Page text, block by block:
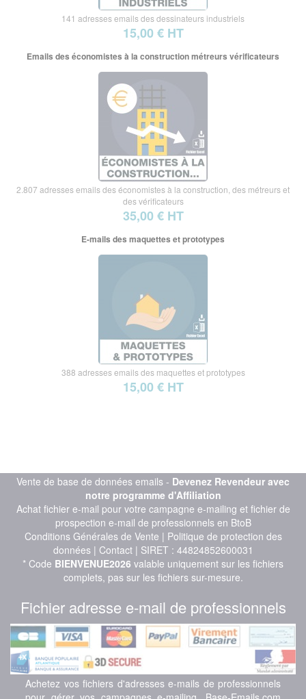
141 adresses emails des dessinateurs industriels
15,00 € HT
Emails des économistes à la construction métreurs vérificateurs
2.807 adresses emails des économistes à la construction, des métreurs et
des vérificateurs
35,00 € HT
E-mails des maquettes et prototypes
388 adresses emails des maquettes et prototypes
15,00 € HT
Vente de base de données emails - Devenez Revendeur avec
notre programme d'Affiliation
Achat fichier e-mail pour votre campagne e-mailing et fichier de
prospection e-mail de professionnels en BtoB
Conditions Générales de Vente | Politique de protection des
données| Contact| SIRET : 44824852600031
* Code BIENVENUE2026 valable uniquement sur les fichiers
complets, pas sur les fichiers sur-mesure.
Fichier adresse e-mail de professionnels
Achetez vos fichiers d'adresses e-mails de professionnels